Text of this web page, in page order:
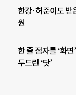
한강·허준이도 받
원
한 줄 점자를 ‘화
두드린 ‘닷’